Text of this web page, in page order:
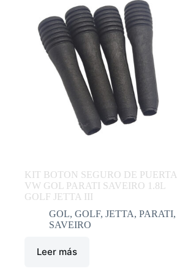
KIT BOTON SEGURO DE PUERTA
VW GOL PARATI SAVEIRO 1.8L
GOLF JETTA III
GOL, GOLF, JETTA, PARATI,
SAVEIRO
Leer más